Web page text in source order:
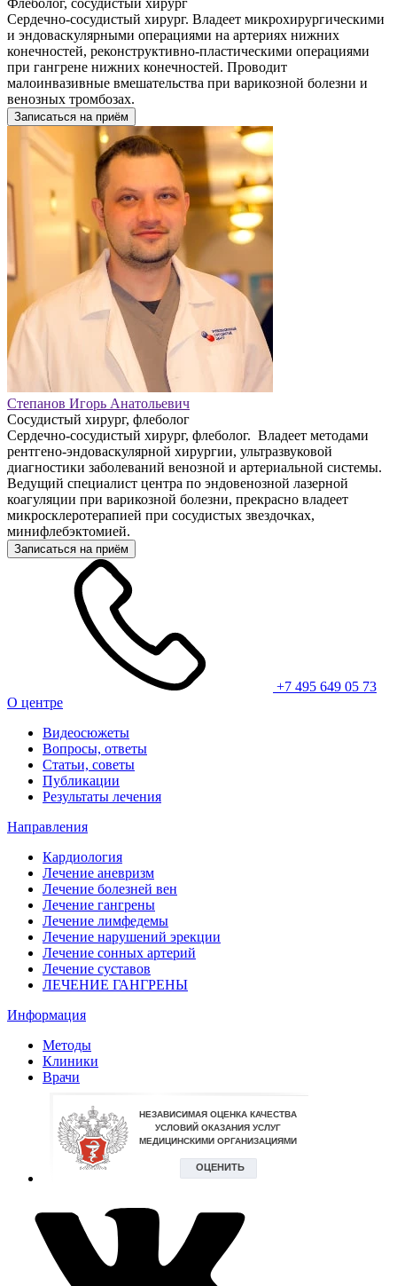
Сердечно-сосудистый хирург. Владеет микрохирургическими
и эндоваскулярными операциями на артериях нижних
конечностей, реконструктивно-пластическими операциями
при гангрене нижних конечностей. Проводит
малоинвазивные вмешательства при варикозной болезни и
венозных тромбозах.
Записаться на приём
Степанов Игорь Анатольевич
Сосудистый хирург, флеболог
Сердечно-сосудистый хирург, флеболог. Владеет методами
рентгено-эндоваскулярной хирургии, ультразвуковой
диагностики заболеваний венозной и артериальной системы.
Ведущий специалист центра по эндовенозной лазерной
коагуляции при варикозной болезни, прекрасно владеет
микросклеротерапией при сосудистых звездочках,
минифлебэктомией.
Записаться на приём
+7 495 649 05 73
О центре
Видеосюжеты
Вопросы, ответы
Статьи, советы
Публикации
Результаты лечения
Направления
Кардиология
Лечение аневризм
Лечение болезней вен
Лечение гангрены
Лечение лимфедемы
Лечение нарушений эрекции
Лечение сонных артерий
Лечение суставов
ЛЕЧЕНИЕ ГАНГРЕНЫ
Информация
Методы
Клиники
Врачи